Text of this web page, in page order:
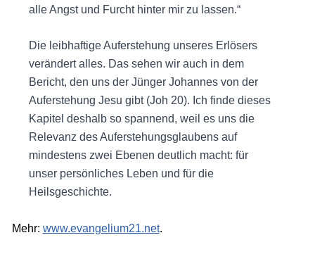
alle Angst und Furcht hinter mir zu lassen.“
Die leibhaftige Auferstehung unseres Erlösers
verändert alles. Das sehen wir auch in dem
Bericht, den uns der Jünger Johannes von der
Auferstehung Jesu gibt (Joh 20). Ich finde dieses
Kapitel deshalb so spannend, weil es uns die
Relevanz des Auferstehungsglaubens auf
mindestens zwei Ebenen deutlich macht: für
unser persönliches Leben und für die
Heilsgeschichte.
Mehr: www.evangelium21.net.